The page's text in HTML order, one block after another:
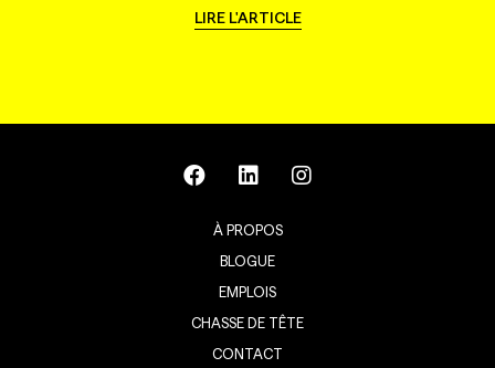
LIRE L'ARTICLE
À PROPOS
BLOGUE
EMPLOIS
CHASSE DE TÊTE
CONTACT